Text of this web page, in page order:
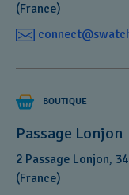
(France)
BOUTIQUE
Passage Lonjon
2 Passage Lonjon,
(France)